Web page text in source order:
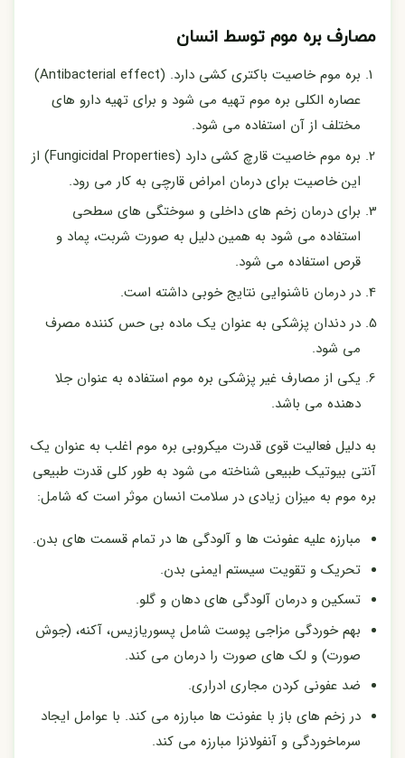
مصارف بره موم توسط انسان
بره موم خاصیت باکتری کشی دارد. (Antibacterial effect)
عصاره الکلی بره موم تهیه می شود و برای تهیه دارو های
مختلف از آن استفاده می شود.
بره موم خاصیت قارچ کشی دارد (Fungicidal Properties) از
این خاصیت برای درمان امراض قارچی به کار می رود.
برای درمان زخم های داخلی و سوختگی های سطحی
استفاده می شود به همین دلیل به صورت شربت، پماد و
قرص استفاده می شود.
در درمان ناشنوایی نتایج خوبی داشته است.
در دندان پزشکی به عنوان یک ماده بی حس کننده مصرف
می شود.
یکی از مصارف غیر پزشکی بره موم استفاده به عنوان جلا
دهنده می باشد.
به دلیل فعالیت قوی قدرت میکروبی بره موم اغلب به عنوان یک
آنتی بیوتیک طبیعی شناخته می شود به طور کلی قدرت طبیعی
بره موم به میزان زیادی در سلامت انسان موثر است که شامل:
مبارزه علیه عفونت ها و آلودگی ها در تمام قسمت های بدن.
تحریک و تقویت سیستم ایمنی بدن.
تسکین و درمان آلودگی های دهان و گلو.
بهم خوردگی مزاجی پوست شامل پسوریازیس، آکنه، (جوش
صورت) و لک های صورت را درمان می کند.
ضد عفونی کردن مجاری ادراری.
در زخم های باز با عفونت ها مبارزه می کند. با عوامل ایجاد
سرماخوردگی و آنفولانزا مبارزه می کند.